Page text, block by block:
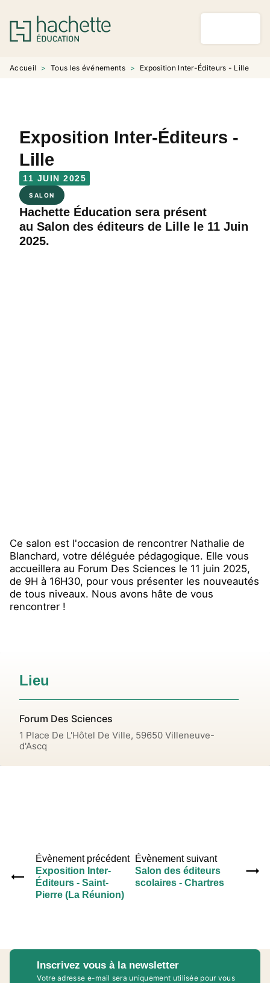
MENU RECHERCHE
PIED DE PAGE
Accueil > Tous les événements > Exposition Inter-Éditeurs - Lille
Exposition Inter-Éditeurs -
Lille
11 JUIN 2025
SALON
Hachette Éducation sera présent
au Salon des éditeurs de Lille le 11 Juin
2025.
Ce salon est l'occasion de rencontrer Nathalie de
Blanchard, votre déléguée pédagogique. Elle vous
accueillera au Forum Des Sciences le 11 juin 2025,
de 9H à 16H30, pour vous présenter les nouveautés
de tous niveaux. Nous avons hâte de vous
rencontrer !
Lieu
Forum Des Sciences
1 Place De L'Hôtel De Ville, 59650 Villeneuve-
d'Ascq
Évènement précédent
Exposition Inter-
Éditeurs - Saint-
Pierre (La Réunion)
Évènement suivant
Salon des éditeurs
scolaires - Chartres
Inscrivez vous à la newsletter
Votre adresse e-mail sera uniquement utilisée pour vous